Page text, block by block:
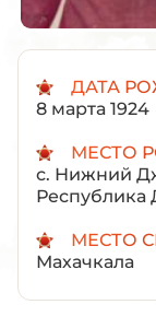
ДАТА
8 марта 1924
МЕСТО
с. Нижний
Республика
МЕСТО
Махачкала